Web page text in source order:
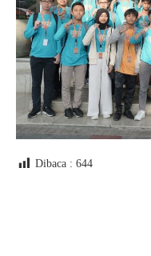
Dibaca : 644